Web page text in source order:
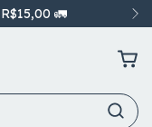
juros 💳